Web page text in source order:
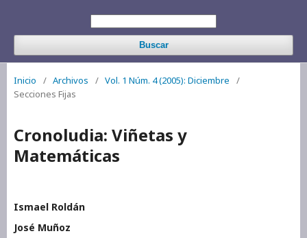
Buscar
Inicio / Archivos / Vol. 1 Núm. 4 (2005): Diciembre
/
Secciones Fijas
Cronoludia: Viñetas y
Matemáticas
Ismael Roldán
José Muñoz